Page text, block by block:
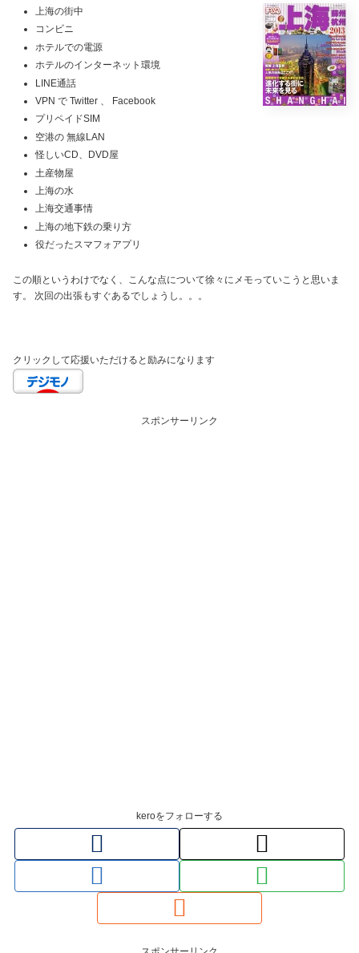
上海の街中
コンビニ
ホテルでの電源
ホテルのインターネット環境
LINE通話
VPN で Twitter 、 Facebook
プリペイドSIM
空港の 無線LAN
怪しいCD、DVD屋
土産物屋
上海の水
上海交通事情
上海の地下鉄の乗り方
役だったスマフォアプリ
この順というわけでなく、こんな点について徐々にメモっていこうと思いま
す。 次回の出張もすぐあるでしょうし。。。
クリックして応援いただけると励みになります
スポンサーリンク
keroをフォローする